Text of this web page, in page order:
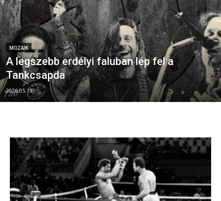
MOZAIK
A legszebb erdélyi faluban lép fel a
Tankcsapda
2026.05.19.